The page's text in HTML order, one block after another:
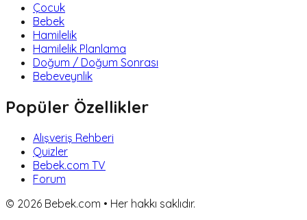
Çocuk
Bebek
Hamilelik
Hamilelik Planlama
Doğum / Doğum Sonrası
Bebeveynlik
Popüler Özellikler
Alışveriş Rehberi
Quizler
Bebek.com TV
Forum
© 2026 Bebek.com • Her hakkı saklıdır.